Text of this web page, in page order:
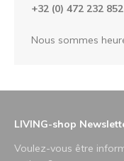
+32 (0) 472 232 852
Nous sommes
LIVING-shop
Voulez-vous être